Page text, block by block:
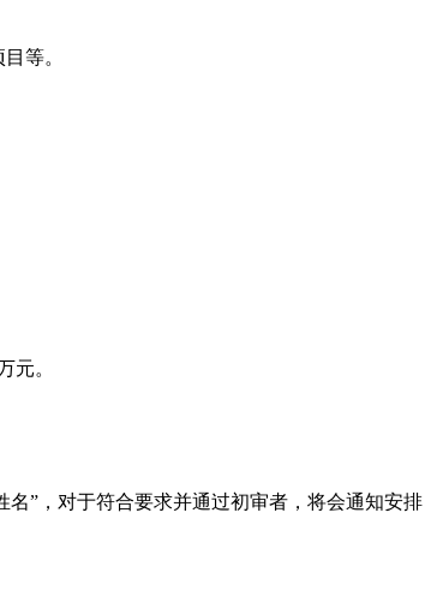
等。
元。
名”，对于符合要求并通过初审者，将会通知安排